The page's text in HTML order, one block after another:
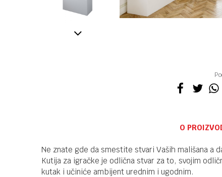
O
Ne znate gde da smestite stvari Vaših mališana a
Kutija za igračke je odlična stvar za to, svojim
kutak i učiniće ambijent urednim i ugodnim.